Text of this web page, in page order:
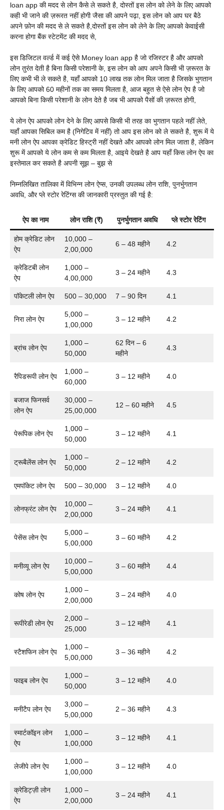
loan app की मदद से लोन कैसे ले सकते है, दोस्तों इस लोन को लेने के लिए आपको
कही भी जाने की ज़रूरत नहीं होगी जैसा की आपने पढ़ा, इस लोन को आप घर बैठे
अपने फ़ोन की मदद से ले सकते है,दोस्तों इस लोन को लेने के लिए आपको केवाईसी
करना होगा बैंक स्टेटमेंट की मदद से,
इस डिजिटल वर्ल्ड में कई ऐसे Money loan app है जो रजिस्टर है और आपको
लोन तुरंत देती है बिना किसी परेशानी के, इस लोन को आप अपने किसी भी ज़रूरत के
लिए कभी भी ले सकते है, यहाँ आपको 10 लाख तक लोन मिल जाता है जिसके भुगतान
के लिए आपको 60 महीनों तक का समय मिलता है, आज बहुत से ऐसे लोन ऐप है जो
आपको बिना किसी परेशानी के लोन देते है जब भी आपको पैसों की ज़रूरत होगी,
ये लोन ऐप आपको लोन देने के लिए आपसे किसी भी तरह का भुगतान पहले नहीं लेते,
यहाँ आपका सिबिल कम है (निगेटिव में नहीं) तो आप इस लोन को ले सकते है, शुरू में ये
मनी लोन ऐप आपका क्रेडिट हिस्ट्री नहीं देखते और आपको लोन मिल जाता है, लेकिन
शुरू में आपको ये लोन कम से कम मिलता है, आइये देखते है आप यहाँ किस लोन ऐप का
इस्तेमाल कर सकते है अपनी सूझ – बुझ से
निम्नलिखित तालिका में विभिन्न लोन ऐप्स, उनकी उपलब्ध लोन राशि, पुनर्भुगतान
अवधि, और प्ले स्टोर रेटिंग्स की जानकारी प्रस्तुत की गई है:
ऐप का नाम लोन राशि (₹) पुनर्भुगतान अवधि प्ले स्टोर रेटिंग
होम क्रेडिट लोन
ऐप
10,000 –
2,00,000
6 – 48 महीने 4.2
क्रेडिटबी लोन
ऐप
1,000 –
4,00,000
3 – 24 महीने 4.3
पॉकेटली लोन ऐप 500 – 30,000 7 – 90 दिन 4.1
निरा लोन ऐप
5,000 –
1,00,000
3 – 12 महीने 4.2
ब्रांच लोन ऐप
1,000 –
50,000
62 दिन – 6
महीने
4.3
रैपिडरूपी लोन ऐप
1,000 –
60,000
3 – 12 महीने 4.0
बजाज फिनसर्व
लोन ऐप
30,000 –
25,00,000
12 – 60 महीने 4.5
पेरूपिक लोन ऐप
1,000 –
50,000
3 – 12 महीने 4.1
ट्रूबैलेंस लोन ऐप
1,000 –
50,000
2 – 12 महीने 4.2
एमपॉकेट लोन ऐप 500 – 30,000 3 – 12 महीने 4.0
लोनफ्रंट लोन ऐप
10,000 –
2,00,000
3 – 24 महीने 4.1
पेसेंस लोन ऐप
5,000 –
5,00,000
3 – 60 महीने 4.2
मनीव्यू लोन ऐप
10,000 –
5,00,000
3 – 60 महीने 4.4
कोष लोन ऐप
1,000 –
2,00,000
3 – 24 महीने 4.0
रूपीरेडी लोन ऐप
2,000 –
25,000
3 – 12 महीने 4.1
स्टैशफिन लोन ऐप
1,000 –
5,00,000
3 – 36 महीने 4.2
फाइब लोन ऐप
1,000 –
50,000
3 – 12 महीने 4.0
मनीटैप लोन ऐप
3,000 –
5,00,000
2 – 36 महीने 4.3
स्मार्टकॉइन लोन
ऐप
1,000 –
1,00,000
3 – 12 महीने 4.1
लेजीपे लोन ऐप
1,000 –
1,00,000
3 – 12 महीने 4.0
क्रेडिट्ज़ी लोन
ऐप
1,000 –
2,00,000
3 – 24 महीने 4.1